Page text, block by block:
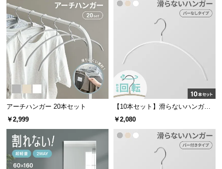
サ
ポ
ー
ト
知
ら
せ
ロ
アーチハンガー 20本セット
￥2,999
【10本セット】滑らないハンガー
回転フック
￥2,080